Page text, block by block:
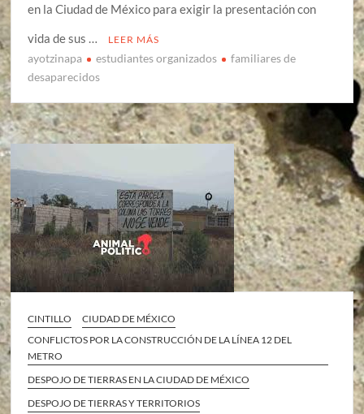
en la Ciudad de México para exigir la presentación con
vida de sus …
LEER MÁS
ayotzinapa estudiantes organizados
familiares de
desaparecidos
CINTILLO
CIUDAD DE MÉXICO
CONFLICTOS POR LA CONSTRUCCIÓN DE LA LÍNEA 12 DEL
METRO
DESPOJO DE TIERRAS EN LA CIUDAD DE MÉXICO
DESPOJO DE TIERRAS Y TERRITORIOS